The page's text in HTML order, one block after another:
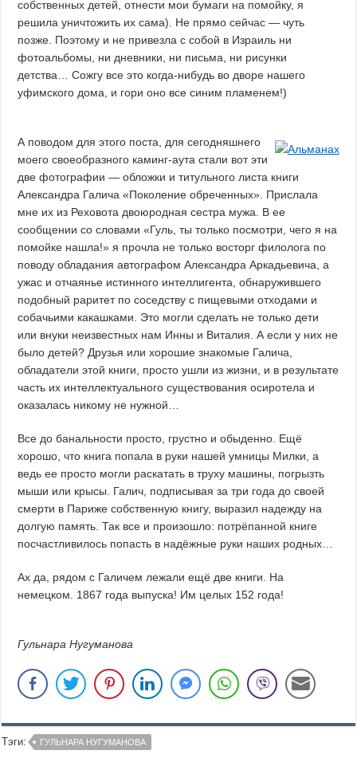
собственных детей, отнести мои бумаги на помойку, я
решила уничтожить их сама). Не прямо сейчас — чуть
позже. Поэтому и не привезла с собой в Израиль ни
фотоальбомы, ни дневники, ни письма, ни рисунки
детства… Сожгу все это когда-нибудь во дворе нашего
уфимского дома, и гори оно все синим пламенем!)
А поводом для этого поста, для сегодняшнего
моего своеобразного каминг-аута стали вот эти
две фотографии — обложки и титульного листа книги
Александра Галича «Поколение обреченных». Прислала
мне их из Реховота двоюродная сестра мужа. В ее
сообщении со словами «Гуль, ты только посмотри, чего я на
помойке нашла!» я прочла не только восторг филолога по
поводу обладания автографом Александра Аркадьевича, а
ужас и отчаянье истинного интеллигента, обнаружившего
подобный раритет по соседству с пищевыми отходами и
собачьими какашками. Это могли сделать не только дети
или внуки неизвестных нам Инны и Виталия. А если у них не
было детей? Друзья или хорошие знакомые Галича,
обладатели этой книги, просто ушли из жизни, и в результате
часть их интеллектуального существования осиротела и
оказалась никому не нужной…
Все до банальности просто, грустно и обыденно. Ещё
хорошо, что книга попала в руки нашей умницы Милки, а
ведь ее просто могли раскатать в труху машины, погрызть
мыши или крысы. Галич, подписывая за три года до своей
смерти в Париже собственную книгу, выразил надежду на
долгую память. Так все и произошло: потрёпанной книге
посчастливилось попасть в надёжные руки наших родных…
Ах да, рядом с Галичем лежали ещё две книги. На
немецком. 1867 года выпуска! Им целых 152 года!
Гульнара Нугуманова
Тэги: ГУЛЬНАРА НУГУМАНОВА